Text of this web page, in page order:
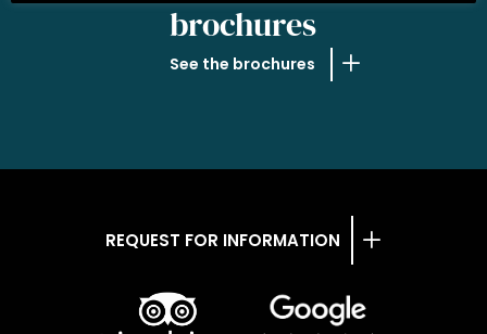
brochures
See the brochures
REQUEST FOR INFORMATION